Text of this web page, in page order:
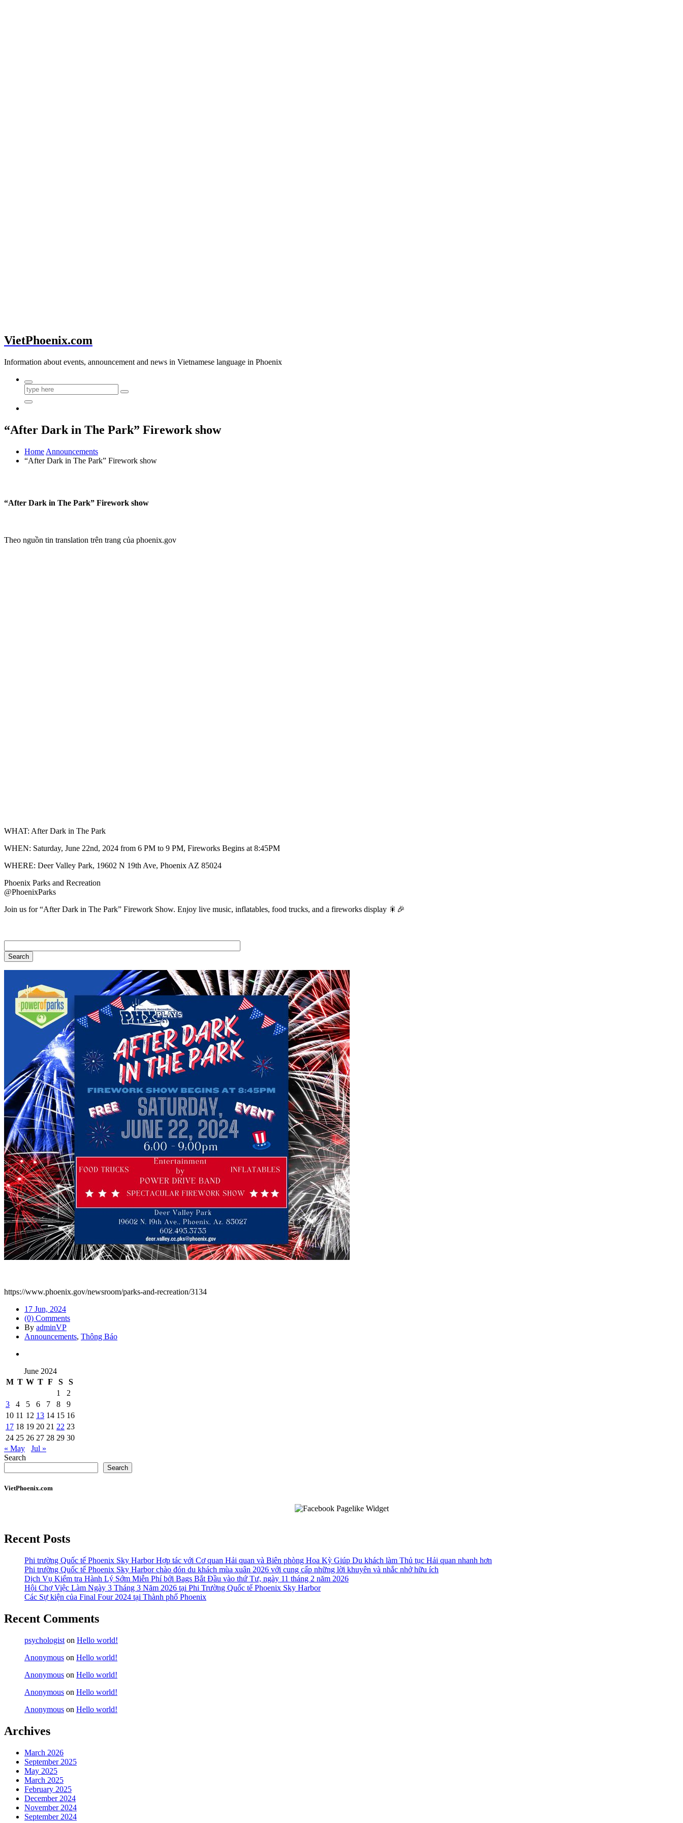
VietPhoenix.com
Information about events, announcement and news in Vietnamese language in Phoenix
“After Dark in The Park” Firework show
Home Announcements
“After Dark in The Park” Firework show
“After Dark in The Park” Firework show
Theo nguồn tin translation trên trang của phoenix.gov
WHAT: After Dark in The Park
WHEN: Saturday, June 22nd, 2024 from 6 PM to 9 PM, Fireworks Begins at 8:45PM
WHERE: Deer Valley Park, 19602 N 19th Ave, Phoenix AZ 85024
Phoenix Parks and Recreation
@PhoenixParks
Join us for “After Dark in The Park” Firework Show. Enjoy live music, inflatables, food trucks, and a fireworks display 🎇🎉
https://www.phoenix.gov/newsroom/parks-and-recreation/3134
17 Jun, 2024
(0) Comments
By adminVP
Announcements, Thông Báo
June 2024
M T W T F S
S
1
2
3
4 5 6 7 8
9
10 11 12 13 14 15 16
17 18 19 20 21 22 23
24 25 26 27 28 29 30
« May
Jul »
Search
Search
VietPhoenix.com
Recent Posts
Phi trường Quốc tế Phoenix Sky Harbor Hợp tác với Cơ quan Hải quan và Biên phòng Hoa Kỳ Giúp Du khách làm Thủ tục Hải quan nhanh hơn
Phi trường Quốc tế Phoenix Sky Harbor chào đón du khách mùa xuân 2026 với cung cấp những lời khuyên và nhắc nhở hữu ích
Dịch Vụ Kiểm tra Hành Lý Sớm Miễn Phí bởi Bags Bắt Đầu vào thứ Tư, ngày 11 tháng 2 năm 2026
Hội Chợ Việc Làm Ngày 3 Tháng 3 Năm 2026 tại Phi Trường Quốc tế Phoenix Sky Harbor
Các Sự kiện của Final Four 2024 tại ​Thành phố Phoenix
Recent Comments
psychologist on Hello world!
Anonymous on Hello world!
Anonymous on Hello world!
Anonymous on Hello world!
Anonymous on Hello world!
Archives
March 2026
September 2025
May 2025
March 2025
February 2025
December 2024
November 2024
September 2024